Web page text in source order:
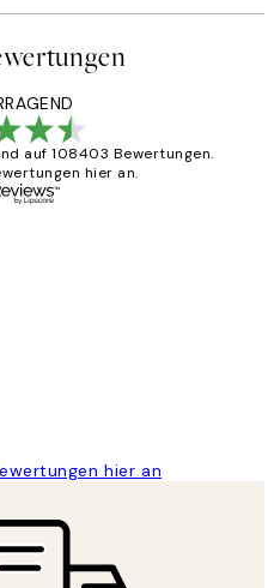
auf 108403 Bewertungen.
hier an.
hier an